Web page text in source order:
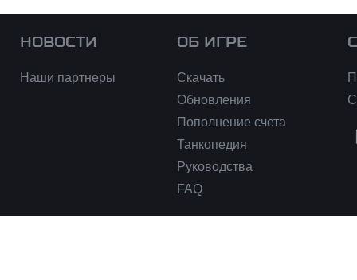
НОВОСТИ
Наши партнеры
ОБ ИГРЕ
Скачать
Обновления
Пополнение счета
Танкопедия
Руководства
FAQ